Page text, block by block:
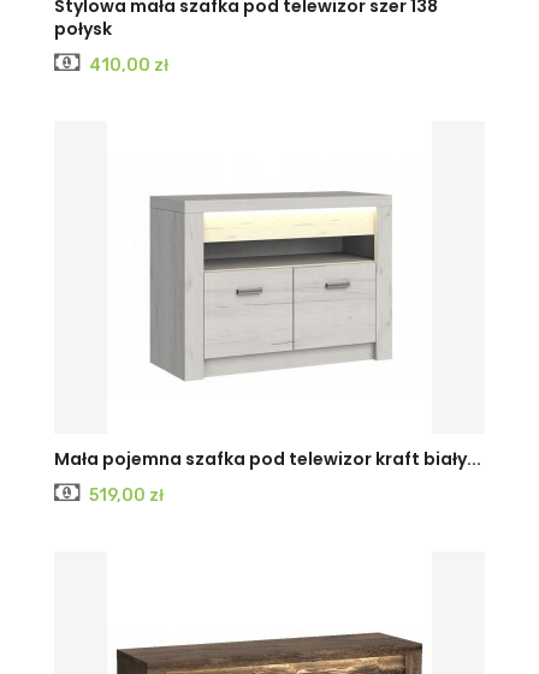
Stylowa mała szafka pod telewizor szer 138
połysk
Cena
410,00 zł
KRAFTJESIONJESION
Mała pojemna szafka pod telewizor kraft biały...
Cena
519,00 zł